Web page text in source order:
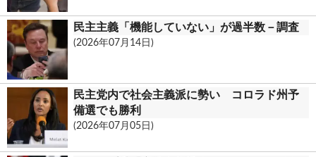
民主主義「機能していない」が過半数－調査
(2026年07月14日)
民主党内で社会主義派に勢い コロラド州予
備選でも勝利
(2026年07月05日)